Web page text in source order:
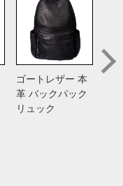
ゴートレザー 本
革 バックパック
リュック